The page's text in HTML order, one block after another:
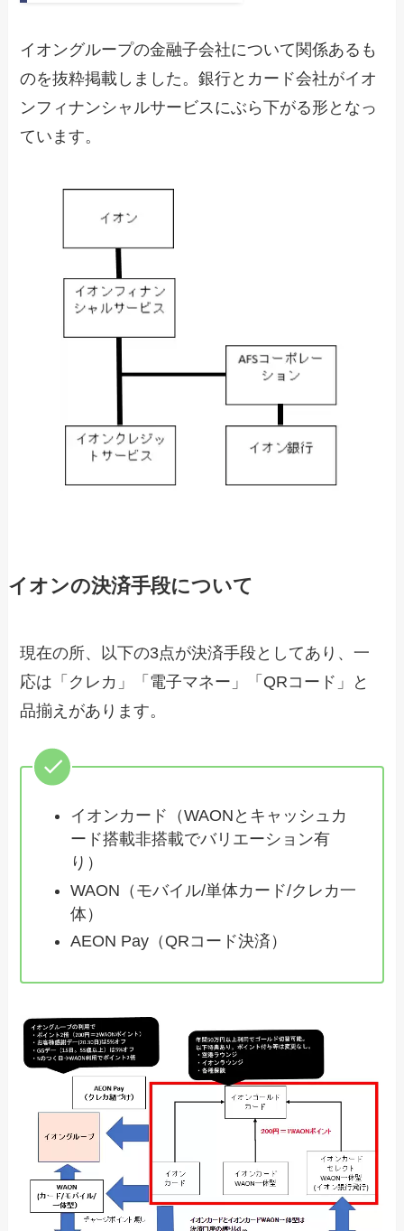
イオングループの金融子会社について関係あるも
のを抜粋掲載しました。銀行とカード会社がイオ
ンフィナンシャルサービスにぶら下がる形となっ
ています。
イオンの決済手段について
現在の所、以下の3点が決済手段としてあり、一
応は「クレカ」「電子マネー」「QRコード」と
品揃えがあります。
イオンカード（WAONとキャッシュカ
ード搭載非搭載でバリエーション有
り）
WAON（モバイル/単体カード/クレカ一
体）
AEON Pay（QRコード決済）